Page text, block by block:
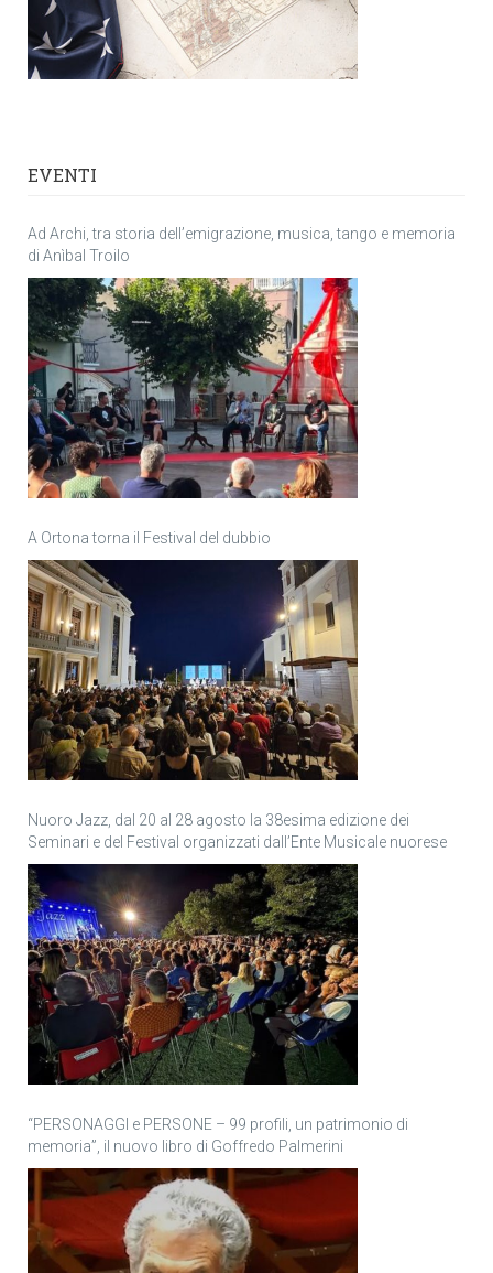
EVENTI
Ad Archi, tra storia dell’emigrazione, musica, tango e memoria
di Anìbal Troilo
A Ortona torna il Festival del dubbio
Nuoro Jazz, dal 20 al 28 agosto la 38esima edizione dei
Seminari e del Festival organizzati dall’Ente Musicale nuorese
“PERSONAGGI e PERSONE – 99 profili, un patrimonio di
memoria”, il nuovo libro di Goffredo Palmerini